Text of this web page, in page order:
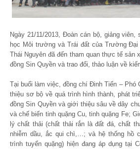
Ngày 21/11/2013, Đoàn cán bộ, giảng viên,
học Môi trường và Trái đất của Trường
Thái Nguyên đã đến tham quan thực tế sản
đồng Sin Quyền và trao đổi, thảo luận về
Tại buổi làm việc, đồng chí Đinh Tiến – Phó
thiệu sơ bộ về quá trình hình thành, phát
đồng Sin Quyền và giới thiệu sâu về dây
và chế biến tinh quặng Cu, tinh quặng Fe;
lý chất thải (chất thải rắn là đất đá, chất
nhiễm dầu, ắc qui chì,…; và hệ thống hồ
trình tuyển quặng) hiện đang áp dụng tại